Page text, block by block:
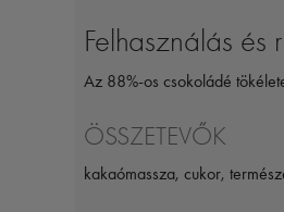
Felhasználás
Az 88%-os csokoládé
ÖSSZETEVŐK
kakaómassza, cukor,